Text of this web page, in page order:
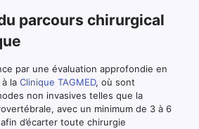
parcours chirurgical
par une évaluation approfondie en
la Clinique TAGMED, où sont
non invasives telles que la
avec un minimum de 3 à 6
d’écarter toute chirurgie